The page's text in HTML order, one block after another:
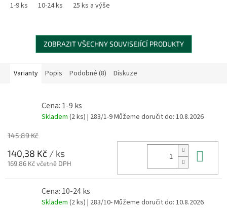
1-9 ks 10-24 ks 25 ks a výše
ZOBRAZIT VŠECHNY SOUVISEJÍCÍ PRODUKTY
Varianty Popis Podobné (8) Diskuze
Cena: 1-9 ks
Skladem (2 ks) | 283/1-9Můžeme doručit do: 10.8.2026
145,89 Kč
140,38 Kč / ks
169,86 Kč včetně DPH
Cena: 10-24 ks
Skladem (2 ks) | 283/10-Můžeme doručit do: 10.8.2026